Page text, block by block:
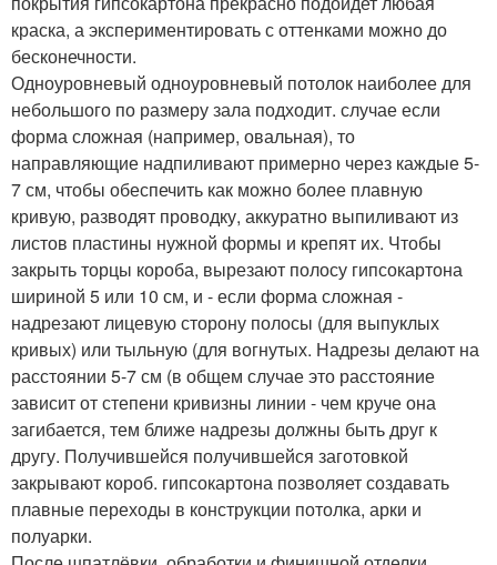
краска, а экспериментировать с оттенками можно до
бесконечности.
Одноуровневый одноуровневый потолок наиболее для
небольшого по размеру зала подходит. случае если
форма сложная (например, овальная), то
направляющие надпиливают примерно через каждые 5-
7 см, чтобы обеспечить как можно более плавную
кривую, разводят проводку, аккуратно выпиливают из
листов пластины нужной формы и крепят их. Чтобы
закрыть торцы короба, вырезают полосу гипсокартона
шириной 5 или 10 см, и - если форма сложная -
надрезают лицевую сторону полосы (для выпуклых
кривых) или тыльную (для вогнутых. Надрезы делают на
расстоянии 5-7 см (в общем случае это расстояние
зависит от степени кривизны линии - чем круче она
загибается, тем ближе надрезы должны быть друг к
другу. Получившейся получившейся заготовкой
закрывают короб. гипсокартона позволяет создавать
плавные переходы в конструкции потолка, арки и
полуарки.